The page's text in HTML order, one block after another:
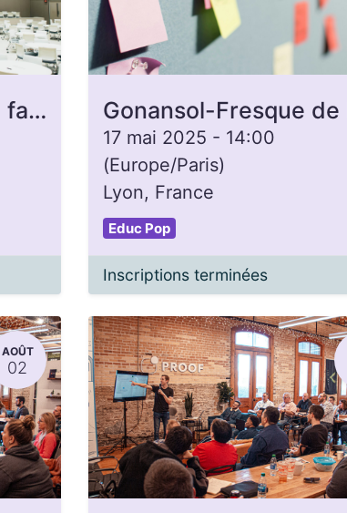
Formation Scicabulle - facilitation d'ateliers de réflexion / sensibilisation
17 mai 2025 - 14:00
(Europe/Paris)
Lyon, France
Educ Pop
Inscriptions terminées
AOÛT
02